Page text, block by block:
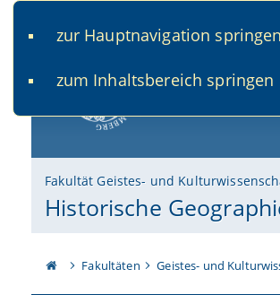
zur Hauptnavigation springen
zum Inhaltsbereich springen
Fakultät Geistes- und
Historische
Fakultäten Geistes- und